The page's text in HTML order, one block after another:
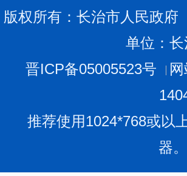
版权所有：长治市人民政
单位：
晋ICP备05005523号
推荐使用1024*768或以
器